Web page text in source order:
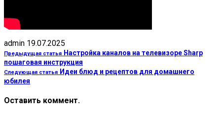
admin 19.07.2025
Предыдущая статья Настройка каналов на телевизоре Sharp
пошаговая инструкция
Следующая статья Идеи блюд и рецептов для домашнего
юбилея
Оставить коммент.